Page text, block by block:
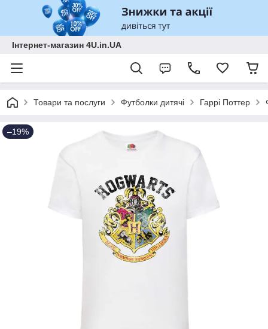
Інтернет-магазин 4U.in.UA
Товари та послуги Футболки дитячі Гаррі Поттер
–19%